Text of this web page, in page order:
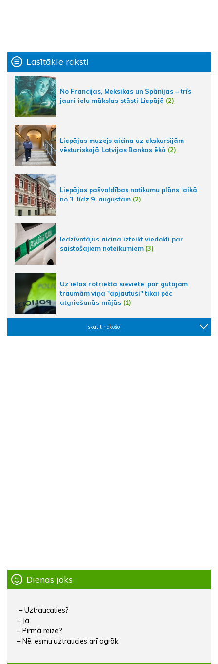
Lasītākie raksti
No Francijas, Meksikas un Spānijas – trīs
jauni ielu mākslas stāsti Liepājā (2)
Liepājas muzejs aicina uz ekskursijām
vēsturiskajā Latvijas Bankas ēkā (2)
Liepājas pašvaldības notikumu plāns laikā
no 3. līdz 9. augustam (2)
Iedzīvotājus aicina izteikt viedokli par
saistošajiem noteikumiem (3)
Uz ielas notriekta sieviete; par gūtajām
traumām viņa "apjautusi" tikai pēc
atgriešanās mājās (1)
skatīt nākošo
Dienas joks
– Uztraucaties?
– Jā.
– Pirmā reize?
– Nē, esmu uztraucies arī agrāk.